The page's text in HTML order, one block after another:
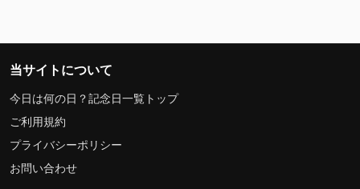
当サイトについて
今日は何の日？記念日一覧トップ
ご利用規約
プライバシーポリシー
お問い合わせ